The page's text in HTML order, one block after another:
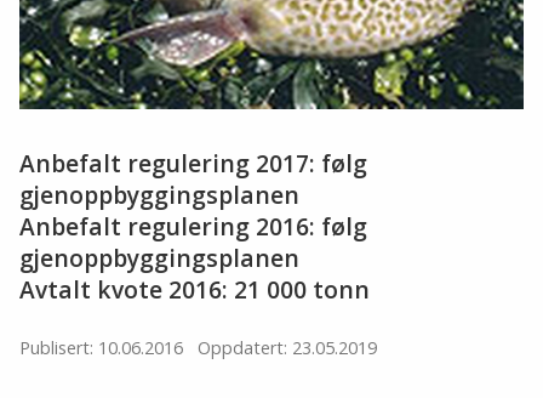
Anbefalt regulering 2017: følg
gjenoppbyggingsplanen
Anbefalt regulering 2016: følg
gjenoppbyggingsplanen
Avtalt kvote 2016: 21 000 tonn
Publisert: 10.06.2016 Oppdatert: 23.05.2019